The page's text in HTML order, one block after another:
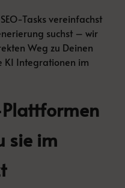
Tasks vereinfachst
suchst – wir
Weg zu Deinen
KI Integrationen im
sie im